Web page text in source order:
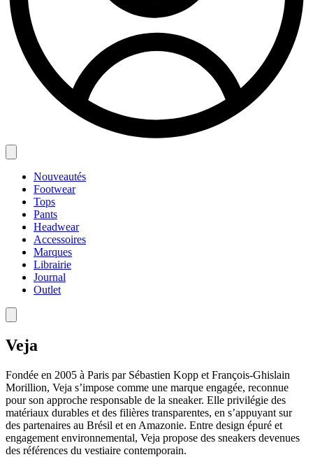
Nouveautés
Footwear
Tops
Pants
Headwear
Accessoires
Marques
Librairie
Journal
Outlet
Veja
Fondée en 2005 à Paris par Sébastien Kopp et François-Ghislain
Morillion, Veja s’impose comme une marque engagée, reconnue
pour son approche responsable de la sneaker. Elle privilégie des
matériaux durables et des filières transparentes, en s’appuyant sur
des partenaires au Brésil et en Amazonie. Entre design épuré et
engagement environnemental, Veja propose des sneakers devenues
des références du vestiaire contemporain.